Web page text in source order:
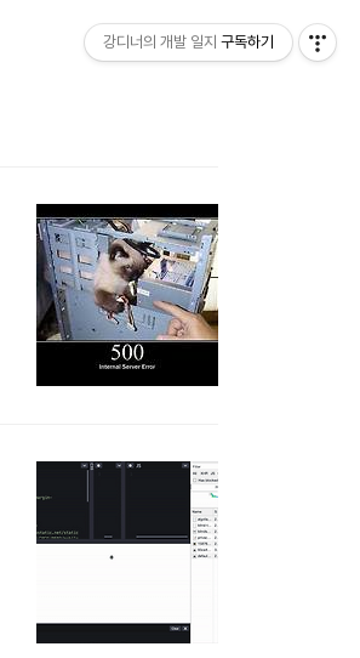
강디너의 개발 일지 구독하기